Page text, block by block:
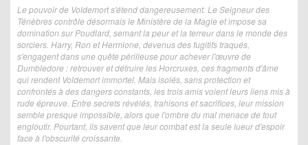
Le pouvoir de Voldemort s'étend dangereusement. Le Seigneur des
Ténèbres contrôle désormais le Ministère de la Magie et impose sa
domination sur Poudlard, semant la peur et la terreur dans le monde des
sorciers. Harry, Ron et Hermione, devenus des fugitifs traqués,
s'engagent dans une quête périlleuse pour achever l'œuvre de
Dumbledore : retrouver et détruire les Horcruxes, ces fragments d'âme
qui rendent Voldemort immortel. Mais isolés, sans protection et
confrontés à des dangers constants, les trois amis voient leurs liens mis à
rude épreuve. Entre secrets révélés, trahisons et sacrifices, leur mission
semble presque impossible, alors que l'ombre du mal menace de tout
engloutir. Pourtant, ils savent que leur combat est la seule lueur d'espoir
face à l'obscurité croissante.